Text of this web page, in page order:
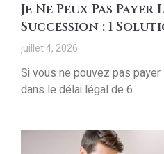
Je Ne Peux Pas
Succession : 1
juillet 4, 2026
Si vous ne pouvez pas
dans le délai légal de 6